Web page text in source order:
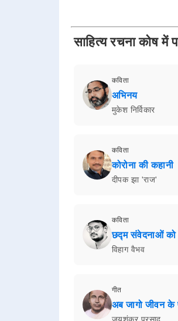
साहित्य रचना कोष में
कविता
अभिनय
मुकेश निर्विकार
कविता
कोरोना की कहानी
दीपक झा 'राज'
कविता
छद्म संवेदनाओं को
विहाग वैभव
गीत
अब जागो जीवन के
जयशंकर प्रसाद